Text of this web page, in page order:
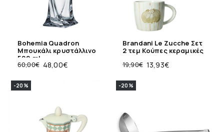
Bohemia Quadron
Μπουκάλι κρυστάλλινο
500 ml
60,00€ 48,00€
Brandani Le Zucche Σετ
2 τεμ Κούπες κεραμικές
19,90€ 13,93€
-20% -20%